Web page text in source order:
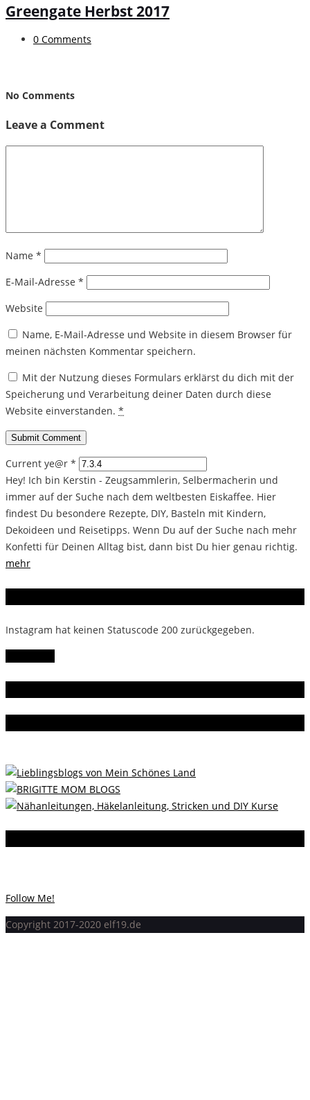
Greengate Herbst 2017
0 Comments
No Comments
Leave a Comment
Name *
E-Mail-Adresse *
Website
Name, E-Mail-Adresse und Website in diesem Browser für
meinen nächsten Kommentar speichern.
Mit der Nutzung dieses Formulars erklärst du dich mit der
Speicherung und Verarbeitung deiner Daten durch diese
Website einverstanden. *
Current ye@r *
Hey! Ich bin Kerstin - Zeugsammlerin, Selbermacherin und
immer auf der Suche nach dem weltbesten Eiskaffee. Hier
findest Du besondere Rezepte, DIY, Basteln mit Kindern,
Dekoideen und Reisetipps. Wenn Du auf der Suche nach mehr
Konfetti für Deinen Alltag bist, dann bist Du hier genau richtig.
mehr
Instagram hat keinen Statuscode 200 zurückgegeben.
Follow Me!
Copyright 2017-2020 elf19.de